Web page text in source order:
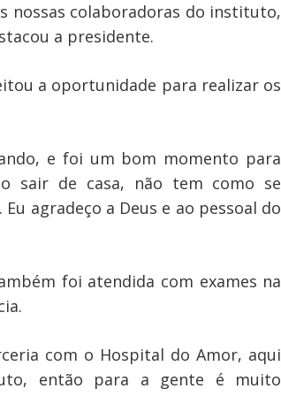
nossas colaboradoras do instituto,
a presidente.
a oportunidade para realizar os
e foi um bom momento para
sair de casa, não tem como se
agradeço a Deus e ao pessoal do
foi atendida com exames na
com o Hospital do Amor, aqui
então para a gente é muito